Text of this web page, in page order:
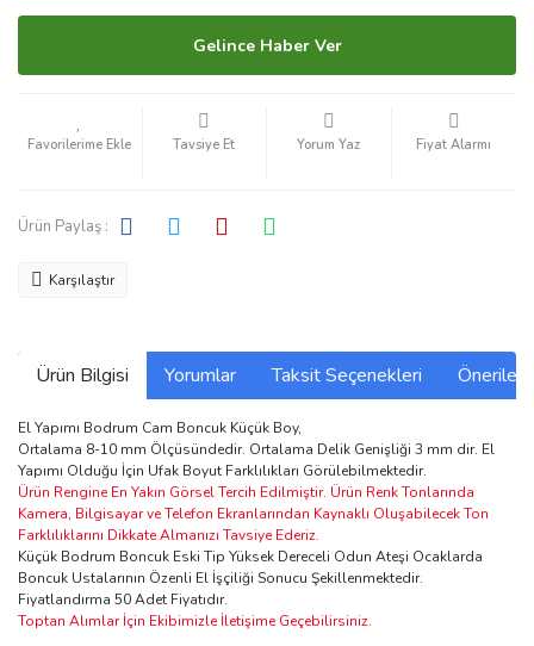
Gelince Haber Ver
Tavsiye Et Yorum Yaz Fiyat Alarmı
Ürün Paylaş :
Karşılaştır
Ürün Bilgisi Yorumlar Taksit Seçenekleri
El Yapımı Bodrum Cam Boncuk Küçük Boy,
Ortalama 8-10 mm Ölçüsündedir. Ortalama Delik Genişliği 3 mm dir. El
Yapımı Olduğu İçin Ufak Boyut Farklılıkları Görülebilmektedir.
Ürün Rengine En Yakın Görsel Tercih Edilmiştir. Ürün Renk Tonlarında
Kamera, Bilgisayar ve Telefon Ekranlarından Kaynaklı Oluşabilecek Ton
Farklılıklarını Dikkate Almanızı Tavsiye Ederiz.
Küçük Bodrum Boncuk Eski Tip Yüksek Dereceli Odun Ateşi Ocaklarda
Boncuk Ustalarının Özenli El İşçiliği Sonucu Şekillenmektedir.
Fiyatlandırma 50 Adet Fiyatıdır.
Toptan Alımlar İçin Ekibimizle İletişime Geçebilirsiniz.